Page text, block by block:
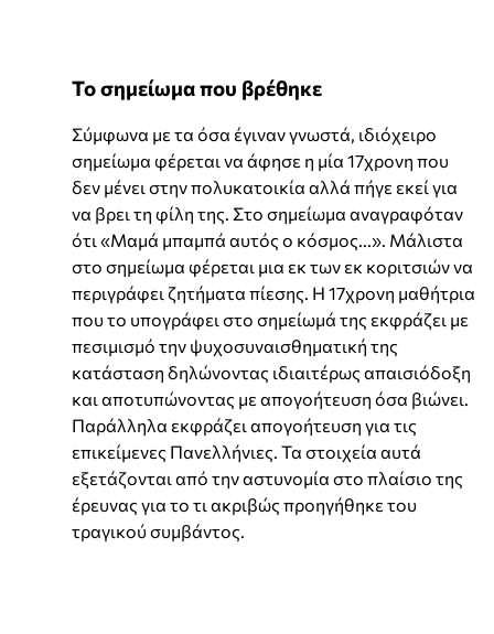
Το σημείωμα που βρέθηκε
Σύμφωνα με τα όσα έγιναν γνωστά, ιδιόχειρο
σημείωμα φέρεται να άφησε η μία 17χρονη που
δεν μένει στην πολυκατοικία αλλά πήγε εκεί για
να βρει τη φίλη της. Στο σημείωμα αναγραφόταν
ότι «Μαμά μπαμπά αυτός ο κόσμος...». Μάλιστα
στο σημείωμα φέρεται μια εκ των εκ κοριτσιών να
περιγράφει ζητήματα πίεσης. Η 17χρονη μαθήτρια
που το υπογράφει στο σημείωμά της εκφράζει με
πεσιμισμό την ψυχοσυναισθηματική της
κατάσταση δηλώνοντας ιδιαιτέρως απαισιόδοξη
και αποτυπώνοντας με απογοήτευση όσα βιώνει.
Παράλληλα εκφράζει απογοήτευση για τις
επικείμενες Πανελλήνιες. Τα στοιχεία αυτά
εξετάζονται από την αστυνομία στο πλαίσιο της
έρευνας για το τι ακριβώς προηγήθηκε του
τραγικού συμβάντος.